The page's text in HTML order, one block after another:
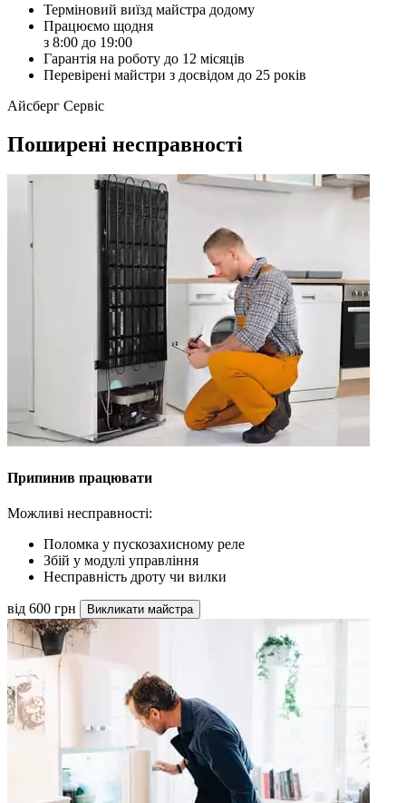
Терміновий виїзд майстра додому
Працюємо щодня
з 8:00 до 19:00
Гарантія на роботу до 12 місяців
Перевірені майстри з досвідом до 25 років
Айсберг Сервіс
Поширені несправності
Припинив працювати
Можливі несправності:
Поломка у пускозахисному реле
Збій у модулі управління
Несправність дроту чи вилки
від 600 грн Викликати майстра